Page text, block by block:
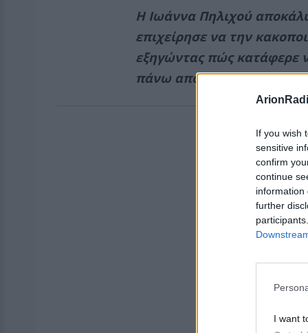
If you wish
sensitive
confirm
continue
information
further
I want
Η Ιωάννα Πηλιχού
επιχείρησε να την
εξηγώντας πώς κατάφερε
πάνω από δύο κρεβάτια.